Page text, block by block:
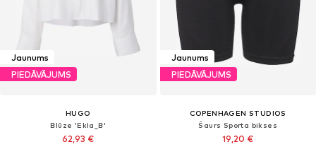
Jaunums
PIEDĀVĀJUMS
HUGO
Blūze 'Ekla_B'
62,93 €
Jaunums
PIEDĀVĀJUMS
COPENHAGEN STUDIOS
Šaurs Sporta bikses
19,20 €